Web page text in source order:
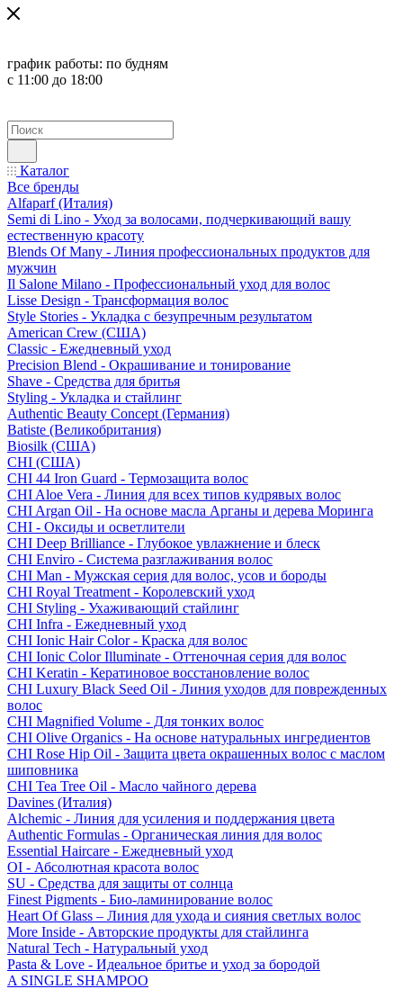
график работы: по будням
с 11:00 до 18:00
Каталог
Все бренды
Alfaparf (Италия)
Semi di Lino - Уход за волосами, подчеркивающий вашу
естественную красоту
Blends Of Many - Линия профессиональных продуктов для
мужчин
Il Salone Milano - Профессиональный уход для волос
Lisse Design - Трансформация волос
Style Stories - Укладка с безупречным результатом
American Crew (США)
Classic - Ежедневный уход
Precision Blend - Окрашивание и тонирование
Shave - Средства для бритья
Styling - Укладка и стайлинг
Authentic Beauty Concept (Германия)
Batiste (Великобритания)
Biosilk (США)
CHI (США)
CHI 44 Iron Guard - Термозащита волос
CHI Aloe Vera - Линия для всех типов кудрявых волос
CHI Argan Oil - На основе масла Арганы и дерева Моринга
CHI - Оксиды и осветлители
CHI Deep Brilliance - Глубокое увлажнение и блеск
CHI Enviro - Система разглаживания волос
CHI Man - Мужская серия для волос, усов и бороды
CHI Royal Treatment - Королевский уход
CHI Styling - Ухаживающий стайлинг
CHI Infra - Ежедневный уход
CHI Ionic Hair Color - Краска для волос
CHI Ionic Color Illuminate - Оттеночная серия для волос
CHI Keratin - Кератиновое восстановление волос
CHI Luxury Black Seed Oil - Линия уходов для поврежденных
волос
CHI Magnified Volume - Для тонких волос
CHI Olive Organics - На основе натуральных ингредиентов
CHI Rose Hip Oil - Защита цвета окрашенных волос с маслом
шиповника
CHI Tea Tree Oil - Масло чайного дерева
Davines (Италия)
Alchemic - Линия для усиления и поддержания цвета
Authentic Formulas - Органическая линия для волос
Essential Haircare - Eжедневный уход
OI - Абсолютная красота волос
SU - Средства для защиты от солнца
Finest Pigments - Био-ламинирование волос
Heart Of Glass – Линия для ухода и сияния светлых волос
More Inside - Авторские продукты для стайлинга
Natural Tech - Натуральный уход
Pasta & Love - Идеальное бритье и уход за бородой
A SINGLE SHAMPOO